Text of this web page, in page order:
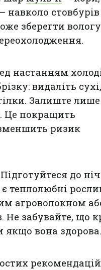
стовбурів
зберегти вологу
настанням
видаліть сухі,
Залиште лише
Це покращить
ризик
до
теплолюбні
агроволокном
Не забувайте, що
якщо вона здорова.